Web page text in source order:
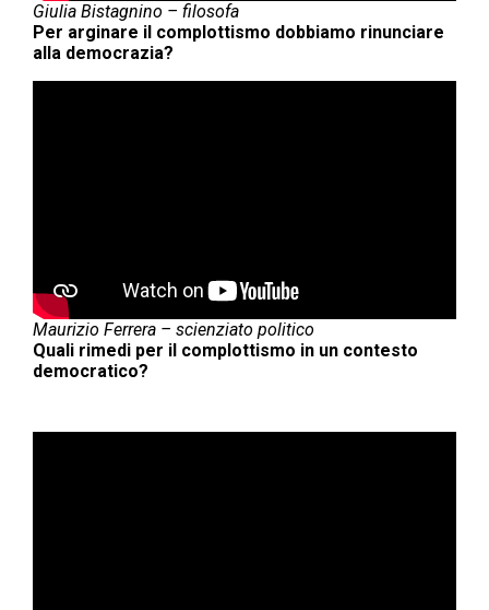
Giulia Bistagnino – filosofa
Per arginare il complottismo dobbiamo rinunciare
alla democrazia?
Maurizio Ferrera – scienziato politico
Quali rimedi per il complottismo in un contesto
democratico?